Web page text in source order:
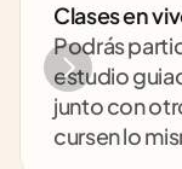
Clases en
Podrás
estudio
junto con
cursen lo